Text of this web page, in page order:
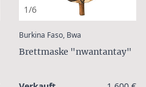
1/6
Burkina Faso, Bwa
Brettmaske "nwantantay"